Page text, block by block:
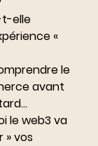
t-elle
«
le
avant
le web3 va
» vos